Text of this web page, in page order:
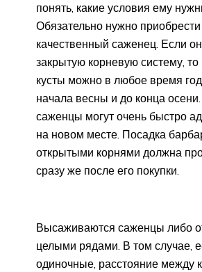
понять, какие условия ему
Обязательно нужно
качественный саженец. Если
закрытую корневую систему,
кусты можно в любое время
начала весны и до конца
саженцы могут очень быстро
на новом месте. Посадка
открытыми корнями должна
сразу же после его покупки.
Высаживаются саженцы либо
целыми рядами. В том случае,
одиночные, расстояние между